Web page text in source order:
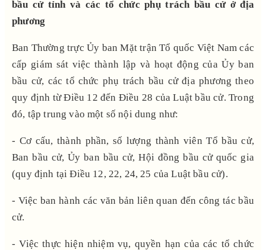
bầu cử tỉnh vàcác tổ chức phụ trách bầu cử ở địa
phương
Ban Thường trực Ủy ban Mặt trận Tổ quốc Việt Namcác
cấp giám sát việc thành lập và hoạt động của Ủy ban
bầu cử, các tổ chức phụ trách bầu cử địa phương theo
quy định từ Điều 12 đến Điều 28 của Luật bầu cử. Trong
đó, tập trung vào một số nội dung như:
- Cơ cấu, thành phần, số lượng thành viên Tổ bầu cử,
Ban bầu cử, Ủy ban bầu cử, Hội đồng bầu cử quốc gia
(quy định tại Điều 12, 22, 24, 25 của Luật bầu cử).
- Việc ban hành các văn bản liên quan đến công tác bầu
cử.
- Việc thực hiện nhiệm vụ, quyền hạn của các tổ chức